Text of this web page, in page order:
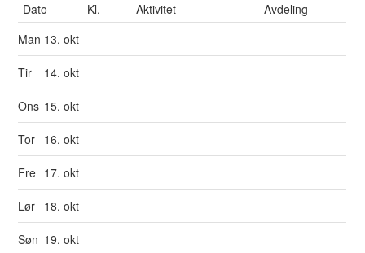
Dato Kl. Aktivitet
Avdeling
Man 13. okt
Tir 14. okt
Ons 15. okt
Tor 16. okt
Fre 17. okt
Lør 18. okt
Søn 19. okt